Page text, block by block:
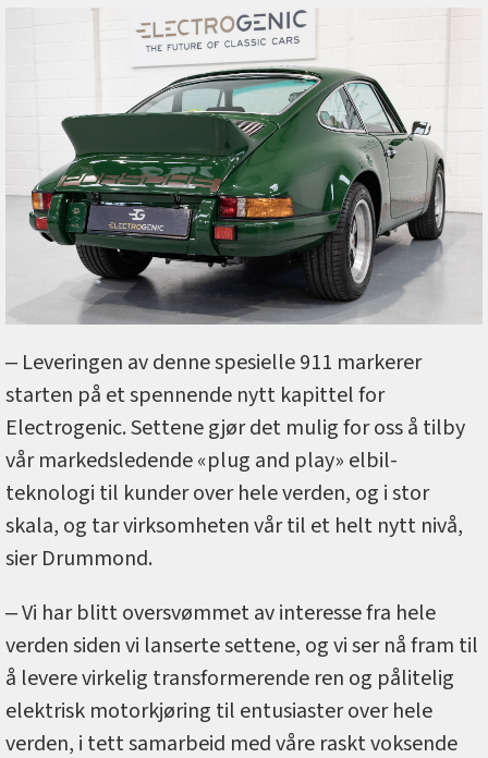
‒ Leveringen av denne spesielle 911 markerer
starten på et spennende nytt kapittel for
Electrogenic. Settene gjør det mulig for oss å tilby
vår markedsledende «plug and play» elbil-
teknologi til kunder over hele verden, og i stor
skala, og tar virksomheten vår til et helt nytt nivå,
sier Drummond.
‒ Vi har blitt oversvømmet av interesse fra hele
verden siden vi lanserte settene, og vi ser nå fram til
å levere virkelig transformerende ren og pålitelig
elektrisk motorkjøring til entusiaster over hele
verden, i tett samarbeid med våre raskt voksende